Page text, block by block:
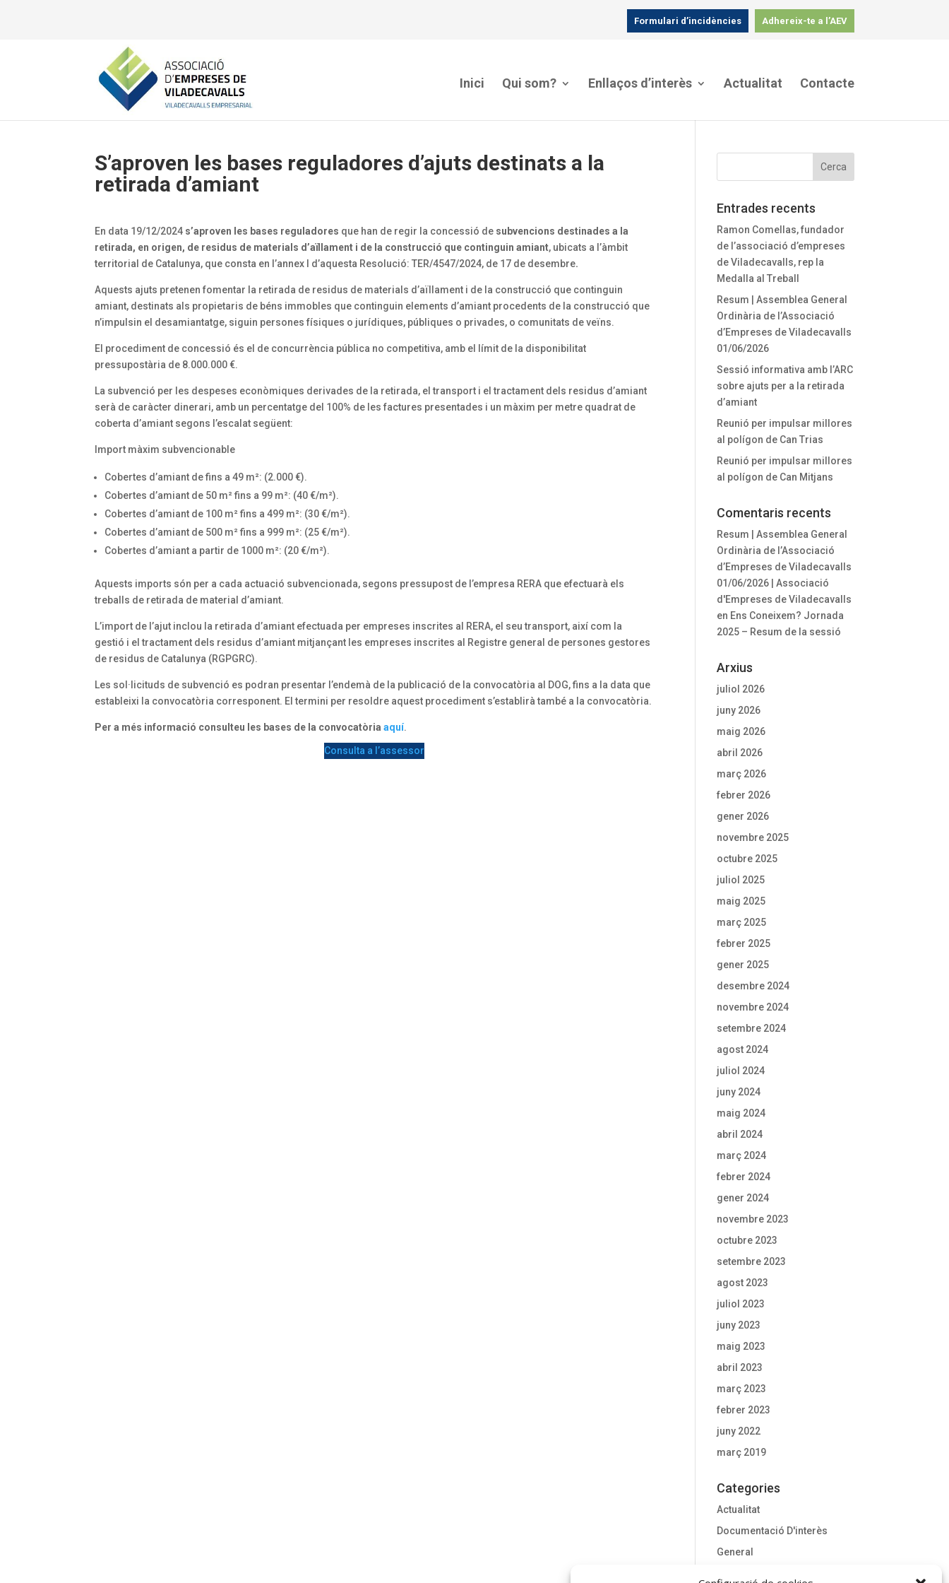
Formulari d’incidències Adhereix-te a l’AEV
Inici Qui som? Enllaços d’interès Actualitat Contacte
S’aproven les bases reguladores d’ajuts destinats a la
retirada d’amiant
En data 19/12/2024 s’aproven les bases reguladores que han de regir la concessió de subvencions destinades a la
retirada, en origen, de residus de materials d’aïllament i de la construcció que continguin amiant, ubicats a l’àmbit
territorial de Catalunya, que consta en l’annex I d’aquesta Resolució: TER/4547/2024, de 17 de desembre.
Aquests ajuts pretenen fomentar la retirada de residus de materials d’aïllament i de la construcció que continguin
amiant, destinats als propietaris de béns immobles que continguin elements d’amiant procedents de la construcció que
n’impulsin el desamiantatge, siguin persones físiques o jurídiques, públiques o privades, o comunitats de veïns.
El procediment de concessió és el de concurrència pública no competitiva, amb el límit de la disponibilitat
pressupostària de 8.000.000 €.
La subvenció per les despeses econòmiques derivades de la retirada, el transport i el tractament dels residus d’amiant
serà de caràcter dinerari, amb un percentatge del 100% de les factures presentades i un màxim per metre quadrat de
coberta d’amiant segons l’escalat següent:
Import màxim subvencionable
Cobertes d’amiant de fins a 49 m²: (2.000 €).
Cobertes d’amiant de 50 m² fins a 99 m²: (40 €/m²).
Cobertes d’amiant de 100 m² fins a 499 m²: (30 €/m²).
Cobertes d’amiant de 500 m² fins a 999 m²: (25 €/m²).
Cobertes d’amiant a partir de 1000 m²: (20 €/m²).
Aquests imports són per a cada actuació subvencionada, segons pressupost de l’empresa RERA que efectuarà els
treballs de retirada de material d’amiant.
L’import de l’ajut inclou la retirada d’amiant efectuada per empreses inscrites al RERA, el seu transport, així com la
gestió i el tractament dels residus d’amiant mitjançant les empreses inscrites al Registre general de persones gestores
de residus de Catalunya (RGPGRC).
Les sol·licituds de subvenció es podran presentar l’endemà de la publicació de la convocatòria al DOG, fins a la data que
estableixi la convocatòria corresponent. El termini per resoldre aquest procediment s’establirà també a la convocatòria.
Per a més informació consulteu les bases de la convocatòriaaquí.
Consulta a l’assessor
Entrades recents
Ramon Comellas, fundador
de l’associació d’empreses
de Viladecavalls, rep la
Medalla al Treball
Resum | Assemblea General
Ordinària de l’Associació
d’Empreses de Viladecavalls
01/06/2026
Sessió informativa amb l’ARC
sobre ajuts per a la retirada
d’amiant
Reunió per impulsar millores
al polígon de Can Trias
Reunió per impulsar millores
al polígon de Can Mitjans
Comentaris recents
Resum | Assemblea General
Ordinària de l’Associació
d’Empreses de Viladecavalls
01/06/2026 | Associació
d'Empreses de Viladecavalls
en Ens Coneixem? Jornada
2025 – Resum de la sessió
Arxius
juliol 2026
juny 2026
maig 2026
abril 2026
març 2026
febrer 2026
gener 2026
novembre 2025
octubre 2025
juliol 2025
maig 2025
març 2025
febrer 2025
gener 2025
desembre 2024
novembre 2024
setembre 2024
agost 2024
juliol 2024
juny 2024
maig 2024
abril 2024
març 2024
febrer 2024
gener 2024
novembre 2023
octubre 2023
setembre 2023
agost 2023
juliol 2023
juny 2023
maig 2023
abril 2023
març 2023
febrer 2023
juny 2022
març 2019
Categories
Actualitat
Documentació D'interès
General